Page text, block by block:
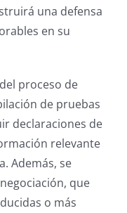
una defensa
en su
proceso de
de pruebas
declaraciones de
relevante
Además, se
que
o más